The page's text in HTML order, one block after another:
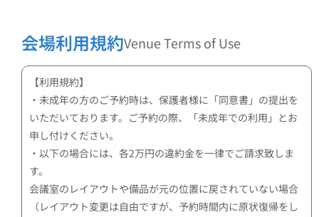
会場利用規約Venue Terms of Use
【利用規約】
・未成年の方のご予約時は、保護者様に「同意書」の提出を
いただいております。ご予約の際、「未成年での利用」とお
申し付けください。
・以下の場合には、各2万円の違約金を一律でご請求致しま
す。
会議室のレイアウトや備品が元の位置に戻されていない場合
（レイアウト変更は自由ですが、予約時間内に原状復帰をし